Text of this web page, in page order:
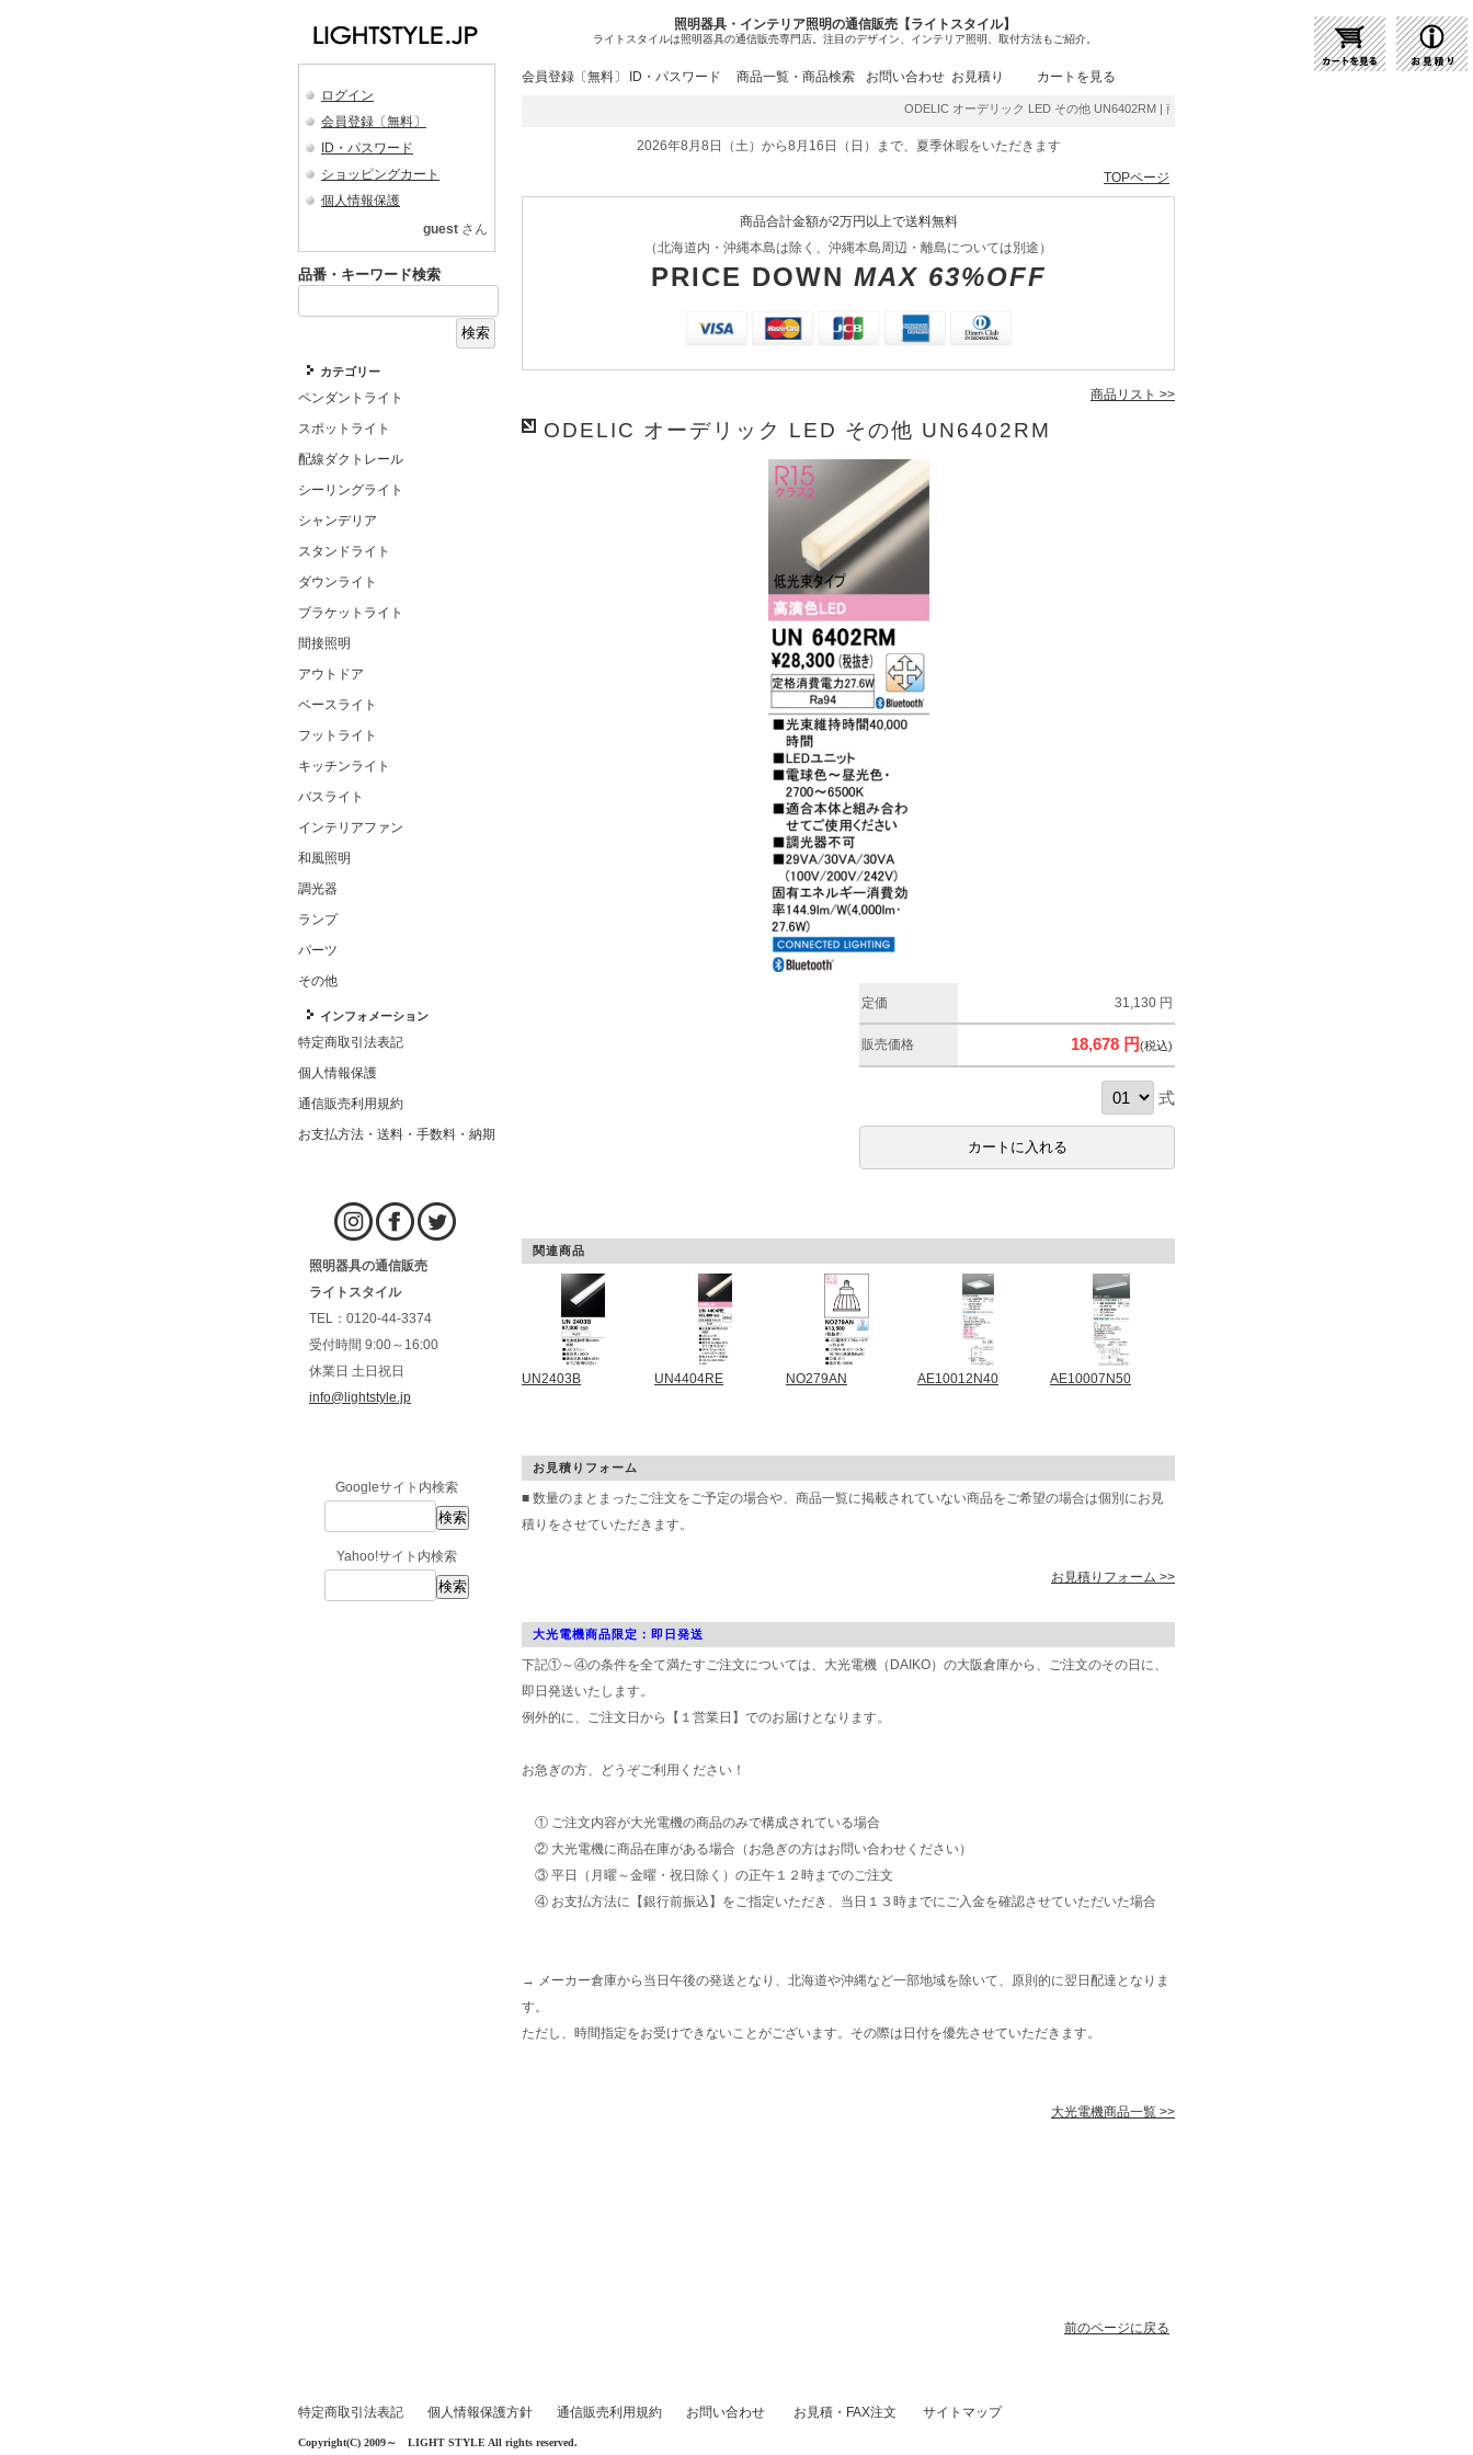
照明器具・インテリア照明の通信販売【ライトスタイル】
ライトスタイルは照明器具の通信販売専門店。注目のデザイン、インテリア照明、取付方法もご紹介。
ログイン
会員登録〔無料〕
ID・パスワード
ショッピングカート
個人情報保護
guest さん
品番・キーワード検索
カテゴリー
ペンダントライト
スポットライト
配線ダクトレール
シーリングライト
シャンデリア
スタンドライト
ダウンライト
ブラケットライト
間接照明
アウトドア
ベースライト
フットライト
キッチンライト
バスライト
インテリアファン
和風照明
調光器
ランプ
パーツ
その他
インフォメーション
特定商取引法表記
個人情報保護
通信販売利用規約
お支払方法・送料・手数料・納期
照明器具の通信販売
ライトスタイル
TEL：0120-44-3374
受付時間 9:00～16:00
休業日 土日祝日
info@lightstyle.jp
Googleサイト内検索
Yahoo!サイト内検索
会員登録〔無料〕 ID・パスワード 商品一覧・商品検索 お問い合わせ お見積り カートを見る
ODELIC オーデリック LED その他 UN6402RM | 商品紹介 | 照明器具の通販・インテリア照明の通信販売【
2026年8月8日（土）から8月16日（日）まで、夏季休暇をいただきます
TOPページ
商品合計金額が2万円以上で送料無料
（北海道内・沖縄本島は除く、沖縄本島周辺・離島については別途）
PRICE DOWN MAX 63%OFF
商品リスト >>
ODELIC オーデリック LED その他 UN6402RM
定価 31,130 円
販売価格 18,678 円(税込)
式
関連商品
UN2403B UN4404RE NO279AN AE10012N40 AE10007N50
お見積りフォーム
■ 数量のまとまったご注文をご予定の場合や、商品一覧に掲載されていない商品をご希望の場合は個別にお見
積りをさせていただきます。
お見積りフォーム >>
大光電機商品限定：即日発送
下記①～④の条件を全て満たすご注文については、大光電機（DAIKO）の大阪倉庫から、ご注文のその日に、
即日発送いたします。
例外的に、ご注文日から【１営業日】でのお届けとなります。
お急ぎの方、どうぞご利用ください！
① ご注文内容が大光電機の商品のみで構成されている場合
② 大光電機に商品在庫がある場合（お急ぎの方はお問い合わせください）
③ 平日（月曜～金曜・祝日除く）の正午１２時までのご注文
④ お支払方法に【銀行前振込】をご指定いただき、当日１３時までにご入金を確認させていただいた場合
→ メーカー倉庫から当日午後の発送となり、北海道や沖縄など一部地域を除いて、原則的に翌日配達となりま
す。
ただし、時間指定をお受けできないことがございます。その際は日付を優先させていただきます。
大光電機商品一覧 >>
前のページに戻る
特定商取引法表記 個人情報保護方針 通信販売利用規約 お問い合わせ お見積・FAX注文 サイトマップ
Copyright(C) 2009～ LIGHT STYLE All rights reserved.